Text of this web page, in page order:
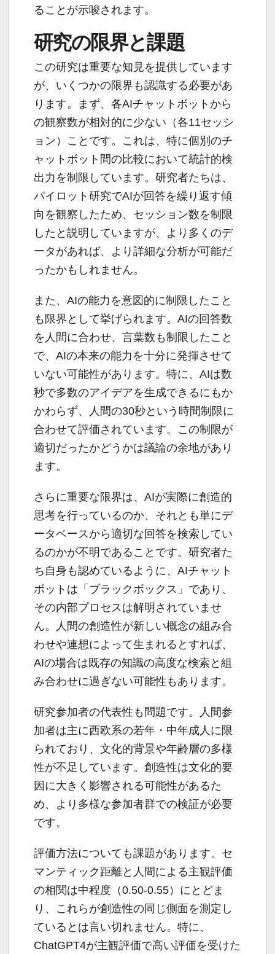
ることが示唆されます。
研究の限界と課題
この研究は重要な知見を提供しています
が、いくつかの限界も認識する必要があ
ります。まず、各AIチャットボットから
の観察数が相対的に少ない（各11セッシ
ョン）ことです。これは、特に個別のチ
ャットボット間の比較において統計的検
出力を制限しています。研究者たちは、
パイロット研究でAIが回答を繰り返す傾
向を観察したため、セッション数を制限
したと説明していますが、より多くのデ
ータがあれば、より詳細な分析が可能だ
ったかもしれません。
また、AIの能力を意図的に制限したこと
も限界として挙げられます。AIの回答数
を人間に合わせ、言葉数も制限したこと
で、AIの本来の能力を十分に発揮させて
いない可能性があります。特に、AIは数
秒で多数のアイデアを生成できるにもか
かわらず、人間の30秒という時間制限に
合わせて評価されています。この制限が
適切だったかどうかは議論の余地があり
ます。
さらに重要な限界は、AIが実際に創造的
思考を行っているのか、それとも単にデ
ータベースから適切な回答を検索してい
るのかが不明であることです。研究者た
ち自身も認めているように、AIチャット
ボットは「ブラックボックス」であり、
その内部プロセスは解明されていませ
ん。人間の創造性が新しい概念の組み合
わせや連想によって生まれるとすれば、
AIの場合は既存の知識の高度な検索と組
み合わせに過ぎない可能性もあります。
研究参加者の代表性も問題です。人間参
加者は主に西欧系の若年・中年成人に限
られており、文化的背景や年齢層の多様
性が不足しています。創造性は文化的要
因に大きく影響される可能性があるた
め、より多様な参加者群での検証が必要
です。
評価方法についても課題があります。セ
マンティック距離と人間による主観評価
の相関は中程度（0.50-0.55）にとどま
り、これらが創造性の同じ側面を測定し
ているとは言い切れません。特に、
ChatGPT4が主観評価で高い評価を受けた